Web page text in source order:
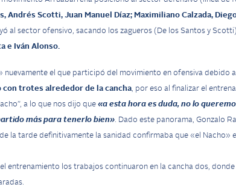
Andrés Scotti, Juan Manuel Díaz; Maximiliano Calzada,
al sector ofensivo, sacando los zagueros (De los Santos y
e Iván Alonso.
nuevamente el que participó del movimiento en ofensiva debido
trotes alrededor de la cancha, por eso al finalizar el
a lo que nos dijo que «a esta hora es duda, no lo
más para tenerlo bien». Dado este panorama, Gonzalo
la tarde definitivamente la sanidad confirmaba que «el
entrenamiento los trabajos continuaron en la cancha dos,